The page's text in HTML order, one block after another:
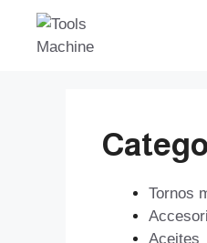
Saltar
contenido
Tornos
Aceites